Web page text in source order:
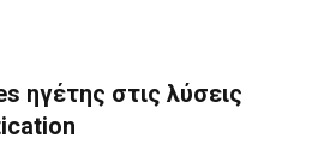
ηγέτης στις λύσεις